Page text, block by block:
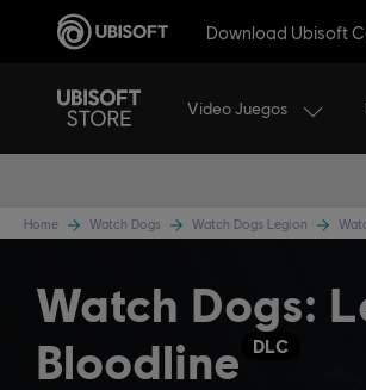
Download Ubisoft
Video Juegos
Home Watch Dogs Watch Dogs Legion
Watch Dogs:
Bloodline
DLC